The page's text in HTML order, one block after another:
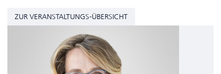
ZUR VERANSTALTUNGS-ÜBERSICHT